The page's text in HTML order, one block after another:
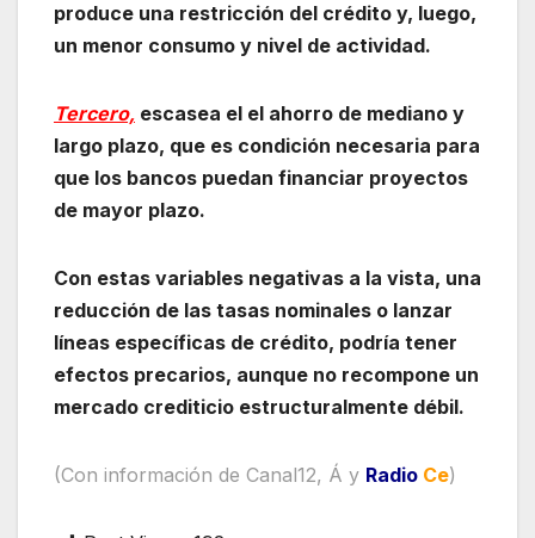
produce una restricción del crédito y, luego,
un menor consumo y nivel de actividad.
Tercero, escasea el el ahorro de mediano y
largo plazo, que es condición necesaria para
que los bancos puedan financiar proyectos
de mayor plazo.
Con estas variables negativas a la vista, una
reducción de las tasas nominales o lanzar
líneas específicas de crédito, podría tener
efectos precarios, aunque no recompone un
mercado crediticio estructuralmente débil.
(Con información de Canal12, Á y Radio Ce)